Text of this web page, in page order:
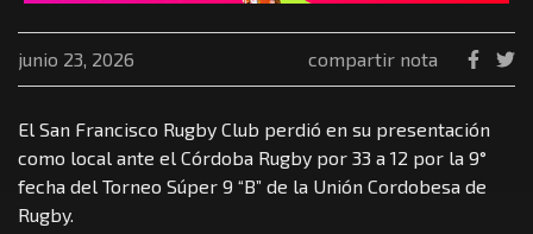
junio 23, 2026 compartir nota
El San Francisco Rugby Club perdió en su presentación
como local ante el Córdoba Rugby por 33 a 12 por la 9°
fecha del Torneo Súper 9 “B” de la Unión Cordobesa de
Rugby.